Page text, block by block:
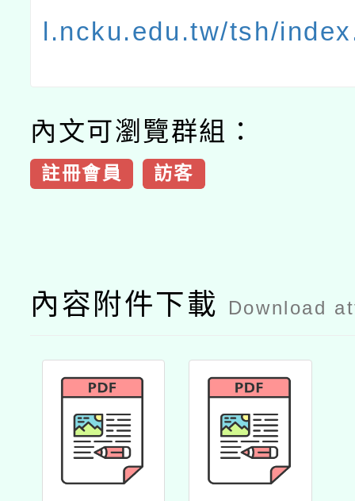
l.ncku.edu.tw/tsh/
內文可瀏覽群組：
註冊會員 訪客
內容附件下載 Download